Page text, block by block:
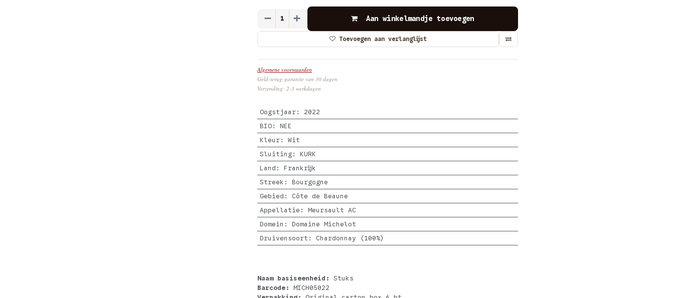
Aan winkelmandje toevoegen
Toevoegen aan verlanglijst
Algemene voorwaarden
Geld-terug-garantie van 30 dagen
Verzending: 2-3 werkdagen
Oogstjaar: 2022
BIO: NEE
Kleur: Wit
Sluiting: KURK
Land : Frankrijk
Streek : Bourgogne
Gebied : Côte de Beaune
Appellatie : Meursault AC
Domein : Domaine Michelot
Druivensoort : Chardonnay (100%)
Naam basiseenheid: Stuks
Barcode: MICH05022